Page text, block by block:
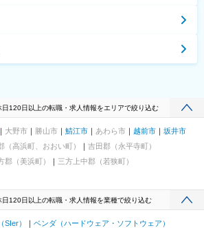
120日以上の転職・求人情報をエリアで絞り込む
大野市 勝山市 鯖江市 あわら市 越前市
坂井市
（高浜町、おおい町）
吉田郡（永平寺町）
郡（美浜町）
三方上中郡（若狭町）
120日以上の転職・求人情報を業種で絞り込む
SIer）
ベンダ（ハードウェア・ソフトウェア）